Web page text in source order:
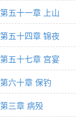
第五十一章 上山
第五十四章 锦夜
第五十七章 宫宴
第六十章 保钓
第三章 病殁